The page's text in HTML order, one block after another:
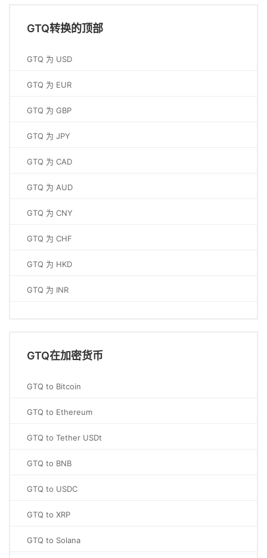
GTQ转换的顶部
GTQ 为 USD
GTQ 为 EUR
GTQ 为 GBP
GTQ 为 JPY
GTQ 为 CAD
GTQ 为 AUD
GTQ 为 CNY
GTQ 为 CHF
GTQ 为 HKD
GTQ 为 INR
GTQ在加密货币
GTQ to Bitcoin
GTQ to Ethereum
GTQ to Tether USDt
GTQ to BNB
GTQ to USDC
GTQ to XRP
GTQ to Solana